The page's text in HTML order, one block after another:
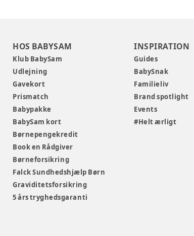
HOS BABYSAM
Klub BabySam
Udlejning
Gavekort
Prismatch
Babypakke
BabySam kort
Børnepengekredit
Book en Rådgiver
Børneforsikring
Falck Sundhedshjælp Børn
Graviditetsforsikring
5 års tryghedsgaranti
INSPIRATION
Guides
BabySnak
Familieliv
Brand spotlight
Events
#Helt ærligt